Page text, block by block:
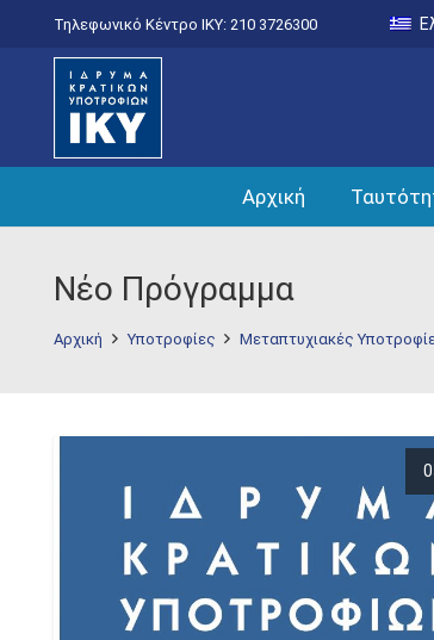
Τηλεφωνικό Κέντρο IKY: 210 3726300
Αρχική
Νέο Πρόγραμμα
Αρχική Υποτροφίες Μεταπτυχιακές